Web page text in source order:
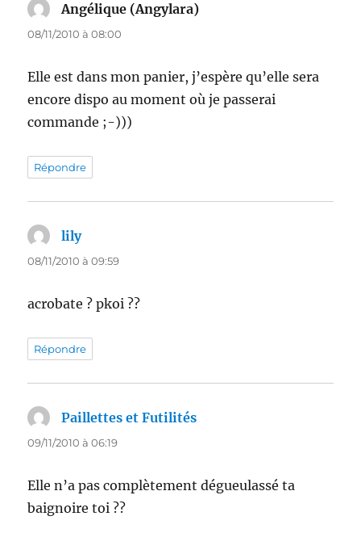
Angélique (Angylara)
08/11/2010 à 08:00
Elle est dans mon panier, j’espère qu’elle sera
encore dispo au moment où je passerai
commande ;-)))
Répondre
lilydit :
08/11/2010 à 09:59
acrobate ? pkoi ??
Répondre
Paillettes et Futilités
09/11/2010 à 06:19
Elle n’a pas complètement dégueulassé ta
baignoire toi ??